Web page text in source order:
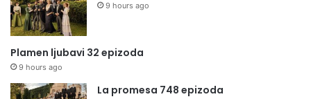
9 hours ago
Plamen ljubavi 32 epizoda
9 hours ago
La promesa 748 epizoda